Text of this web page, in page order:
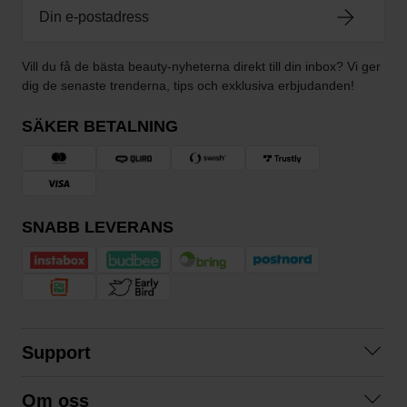
Vill du få de bästa beauty-nyheterna direkt till din inbox? Vi ger
dig de senaste trenderna, tips och exklusiva erbjudanden!
SÄKER BETALNING
SNABB LEVERANS
Support
Om oss